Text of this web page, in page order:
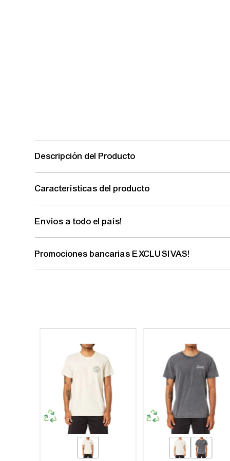
Descripción del Producto
Características del producto
Envíos a todo el país!
Promociones bancarias EXCLUSIVAS!